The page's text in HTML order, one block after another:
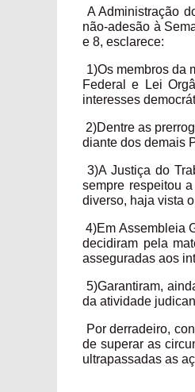
A Administração
não-adesão à
e 8, esclarece:
1)Os membros da
Federal e Lei
interesses
2)Dentre as
diante dos demais
3)A Justiça do
sempre respeitou
diverso, haja vista
4)Em Assembleia
decidiram pela
asseguradas aos
5)Garantiram,
da atividade
Por derradeiro,
de superar as
ultrapassadas as